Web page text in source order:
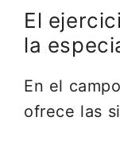
El
la
En el
ofrece las